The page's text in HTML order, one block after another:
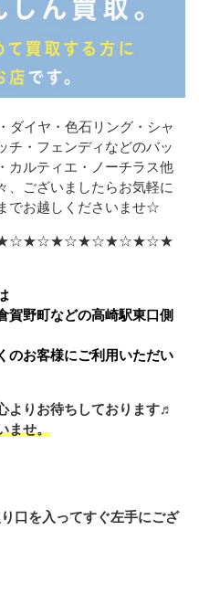
ダイヤ・色石リング・シャ
チ・フェンディなどのバッ
カルティエ・ノーチラス他
、ございましたらお気軽に
でお越しくださいませ☆
賀野町などの高崎駅東口側
のお客様にご利用いただい
よりお待ちしております♬
ませ。
口を入ってすぐ左手にござ